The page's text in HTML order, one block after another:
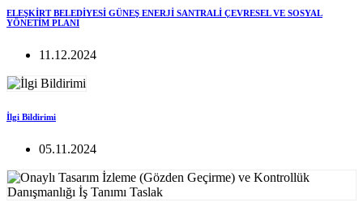
ELEŞKİRT BELEDİYESİ GÜNEŞ ENERJİ SANTRALİ ÇEVRESEL VE SOSYAL
YÖNETİM PLANI
11.12.2024
İlgi Bildirimi
05.11.2024